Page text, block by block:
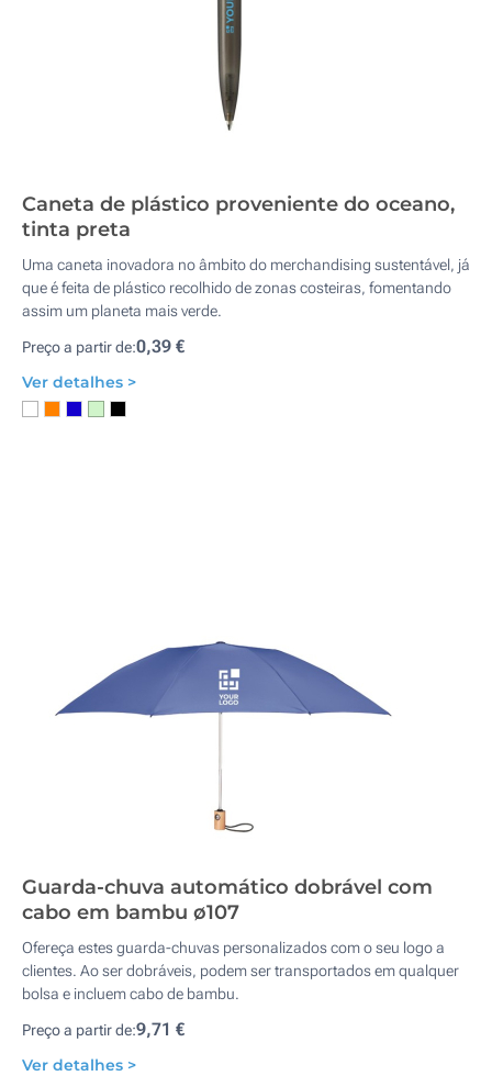
Caneta de plástico proveniente do oceano,
tinta preta
Uma caneta inovadora no âmbito do merchandising sustentável, já
que é feita de plástico recolhido de zonas costeiras, fomentando
assim um planeta mais verde.
Preço a partir de:0,39 €
Ver detalhes >
Guarda-chuva automático dobrável com
cabo em bambu ø107
Ofereça estes guarda-chuvas personalizados com o seu logo a
clientes. Ao ser dobráveis, podem ser transportados em qualquer
bolsa e incluem cabo de bambu.
Preço a partir de:9,71 €
Ver detalhes >